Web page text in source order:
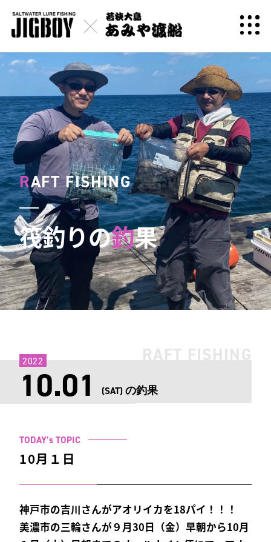
RAFT FISHING
筏釣りの釣果
RAFT FISHING
10.01 (SAT) の釣果
2022
TODAY’s TOPIC
10月１日
神戸市の吉川さんがアオリイカを18パイ！！！
美濃市の三輪さんが９月30日（金）早朝から10月